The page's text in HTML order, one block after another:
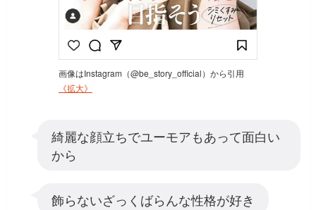
画像はInstagram（@be_story_official）から引用
《拡大》
綺麗な顔立ちでユーモアもあって面白い
から
飾らないざっくばらんな性格が好き